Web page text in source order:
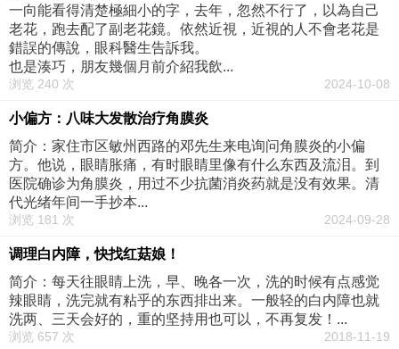
一向能看得清楚極細小的字，去年，忽然不行了，以為自己
老花，跑去配了副老花鏡。依然近視，近視的人不會老花是
錯誤的傳說，眼科醫生告訴我。
也是湊巧，朋友幾個月前介紹我飲...
浏览 240 次 2024-10-08
小偏方：八味大发散治疗角膜炎
简介：家住市区敏州西路的邓先生来电询问角膜炎的小偏
方。他说，眼睛胀痛，有时眼睛里像有什么东西及流泪。到
医院确诊为角膜炎，用过不少抗菌消炎药就是没有效果。清
代光绪年间一手抄本...
浏览 181 次 2024-09-28
调理白内障，快找红菇娘！
简介：每天往眼睛上洗，早、晚各一次，洗的时候有点感觉
辣眼睛，洗完就有粘乎的东西排出来。一般轻的白内障也就
洗两、三天会好的，重的坚持用也可以，不再复发！...
浏览 657 次 2018-11-19